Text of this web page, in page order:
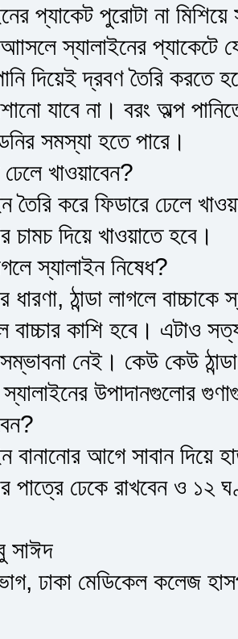
প্যাকেট পুরোটা না মিশিয়ে
স্যালাইনের
দিয়েই দ্রবণ তৈরি করতে
যাবে না। বরং অল্প
সমস্যা হতে পারে।
ঢেলে খাওয়াবেন?
তৈরি করে ফিডারে ঢেলে
চামচ দিয়ে খাওয়াতে হবে।
স্যালাইন নিষেধ?
ঠান্ডা লাগলে বাচ্চাকে
বাচ্চার কাশি হবে। এটাও
নেই। কেউ কেউ
স্যালাইনের উপাদানগুলোর
বানানোর আগে সাবান দিয়ে
পাত্রে ঢেকে রাখবেন ও ১২
সাঈদ
ঢাকা মেডিকেল কলেজ